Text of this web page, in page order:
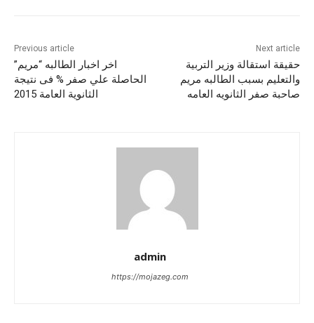
Previous article
اخر اخبار الطالبه “مريم”
الحاصلة علي صفر % فى نتيجة
الثانوية العامة 2015
Next article
حقيقة استقالة وزير التربية
والتعليم بسبب الطالبه مريم
صاحبة صفر الثانويه العامه
admin
https://mojazeg.com